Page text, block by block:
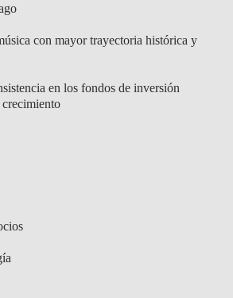
con mayor trayectoria histórica y
en los fondos de inversión